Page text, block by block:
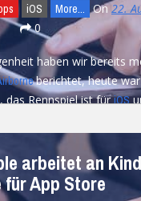
iOS More... On22.
0
haben wir bereits
berichtet, heute
das Rennspiel ist füriOS
arbeitet an
App Store